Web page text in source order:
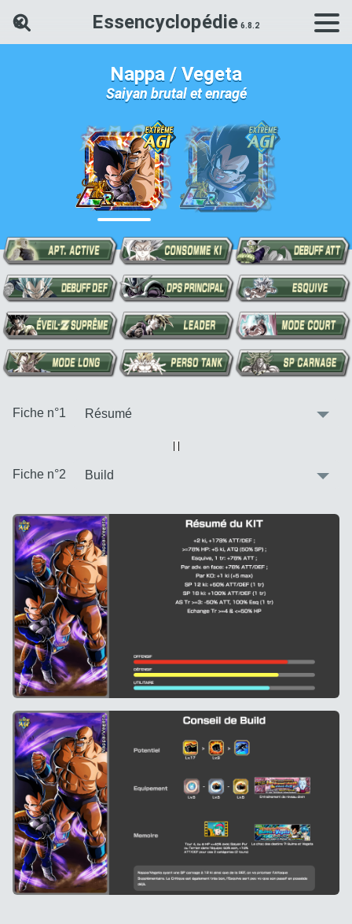
Essencyclopédie
Rechercher une carte Dokkan
Nappa / Vegeta
Saiyan brutal et enragé
Fiche n°1
Vue alternative
Fiche n°2